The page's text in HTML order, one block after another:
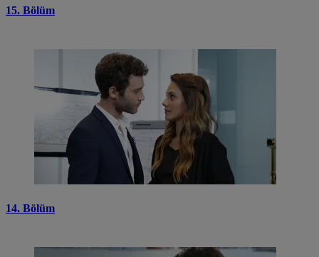
15. Bölüm
14. Bölüm